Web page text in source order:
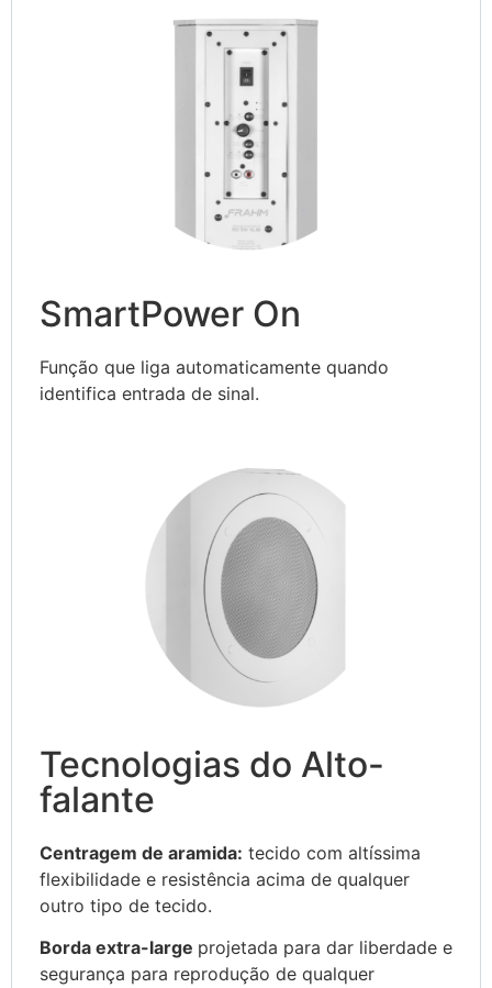
SmartPower On
Função que liga automaticamente quando
identifica entrada de sinal.
Tecnologias do Alto-
falante
Centragem de aramida: tecido com altíssima
flexibilidade e resistência acima de qualquer
outro tipo de tecido.
Borda extra-large projetada para dar liberdade e
segurança para reprodução de qualquer